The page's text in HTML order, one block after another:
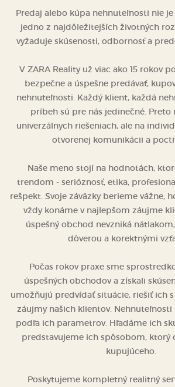
Predaj alebo kúpa nehnuteľnosti nie
jedno z najdôležitejších životných
vyžaduje skúsenosti, odbornosť a
V ZARA Reality už viac ako 15 rokov
bezpečne a úspešne predávať,
nehnuteľnosti. Každý klient, každá
príbeh sú pre nás jedinečné. Preto
univerzálnych riešeniach, ale na
otvorenej komunikácii a
Naše meno stojí na hodnotách,
trendom - serióznosť, etika,
rešpekt. Svoje záväzky berieme vážne,
vždy konáme v najlepšom záujme
úspešný obchod nevzniká
dôverou a korektnými
Počas rokov praxe sme
úspešných obchodov a získali
umožňujú predvídať situácie, riešiť ich
záujmy našich klientov. Nehnuteľnosti
podľa ich parametrov. Hľadáme ich
predstavujeme ich spôsobom, ktorý
kupujúceho.
Poskytujeme kompletný realitný